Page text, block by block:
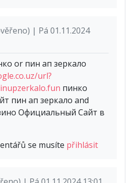
| Pá 01.11.2024
or пин ап зеркало
url?
пинко
пин ап зеркало and
Официальный Сайт в
se musíte přihlásit